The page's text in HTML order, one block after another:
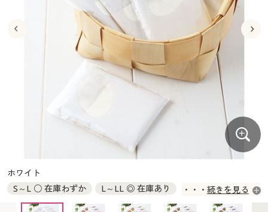
カーテン・ラグ・ファブリック
美容・健康・サプリメント
制服・スクールすべて
ジュニア・ティーンズ下着
大きいサイズ通販すべて
大きいサイズ レディース服
大きいサイズ 事務・制服
カタログ・チラシからのご注文
デジタルカタログ
カーテン・ラグ・ファブリック
ジュニア・ティーンズ下着
大きいサイズ通販すべて
大きいサイズ レディース服
大きいサイズ レディース下着
大きいサイズ メンズ
大きいサイズ 事務・制服
詳細検索
カタログ・チラシからのご注文
カタログ無料プレゼント
ホワイト
S～L ○ 在庫わずか
L～LL ◎ 在庫あり
JJS～L ○ 在庫わずか
続きを見る